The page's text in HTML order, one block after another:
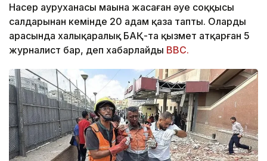
Насер ауруханасы маңына жасаған әуе соққысы
салдарынан кемінде 20 адам қаза тапты. Олардың
арасында халықаралық БАҚ-та қызмет атқарған 5
журналист бар, деп хабарлайды BBC.